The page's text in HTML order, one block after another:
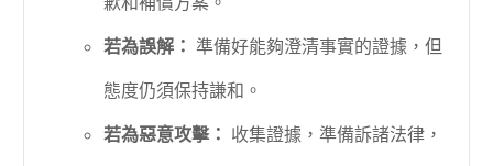
若為誤解： 準備好能夠澄清事實的證據，但
態度仍須保持謙和。
若為惡意攻擊： 收集證據，準備訴諸法律，